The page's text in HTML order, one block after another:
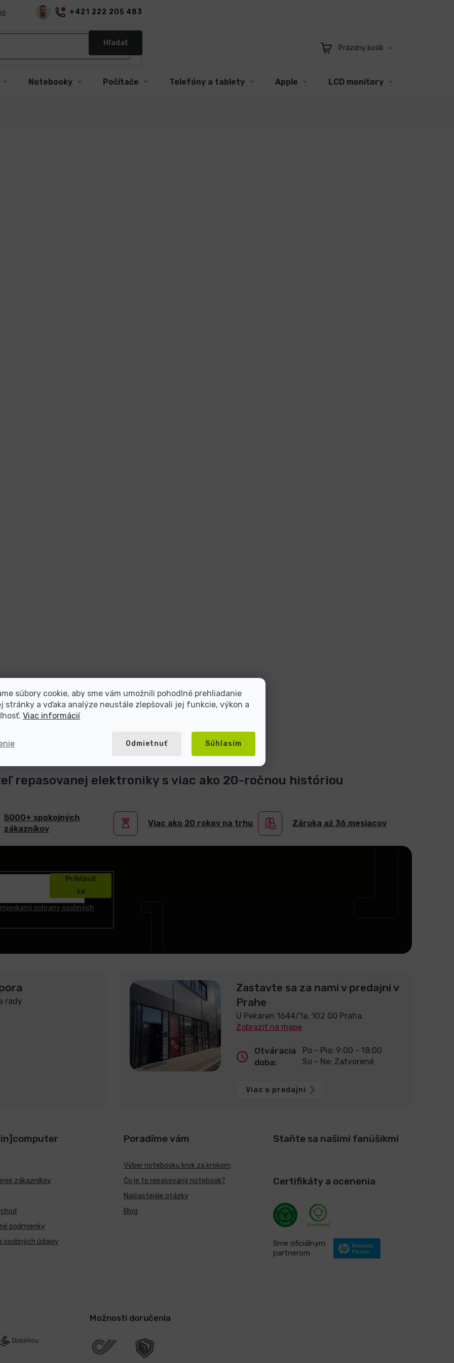
súbory cookie, aby sme vám umožnili pohodlné prehliadanie
stránky a vďaka analýze neustále zlepšovali jej funkcie, výkon a
Viac informácií
Odmietnuť Súhlasím
+421 222 205 483
Hľadať
Nákupný
Prázdny košík
Notebooky Počítače Telefóny a tablety Apple LCD monitory
repasovanej elektroniky s viac ako 20-ročnou históriou
5000+ spokojných
zákazníkov
Viac ako 20 rokov na trhu Záruka až 36 mesiacov
ochrany osobných
Prihlásiť
sa
rady
Zastavte sa za nami v predajni v
Prahe
U Pekáren 1644/1a, 102 00 Praha.
Zobraziť na mape
Otváracia
doba:
Po - Pia: 9:00 - 18:00
So - Ne: Zatvorené
Viac o predajni
zákazníkov
podmienky
osobných údajov
Poradíme vám
Výber notebooku krok za krokom
Čo je to repasovaný notebook?
Najčastejšie otázky
Blog
Staňte sa našimi fanúšikmi
Certifikáty a ocenenia
Sme oficiálnym
partnerom
Možnosti doručenia